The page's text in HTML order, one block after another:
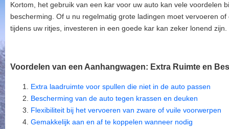
Kortom, het gebruik van een kar voor uw auto kan vele voordelen
bescherming. Of u nu regelmatig grote ladingen moet vervoeren
tijdens uw ritjes, investeren in een goede kar kan zeker lonend zijn.
Voordelen van een Aanhangwagen: Extra Ruimte en
Extra laadruimte voor spullen die niet in de auto passen
Bescherming van de auto tegen krassen en deuken
Flexibiliteit bij het vervoeren van zware of vuile voorwerpen
Gemakkelijk aan en af te koppelen wanneer nodig